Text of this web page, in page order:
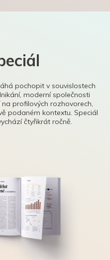
pochopit v souvislostech
moderní společnosti
profilových rozhovorech,
podaném kontextu. Speciál
čtyřikrát ročně.